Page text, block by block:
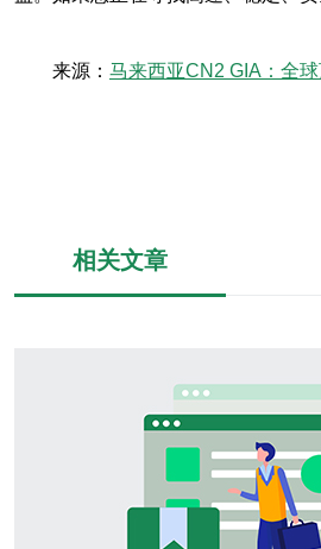
来源： 马来西亚CN2 GIA：全
相关文章